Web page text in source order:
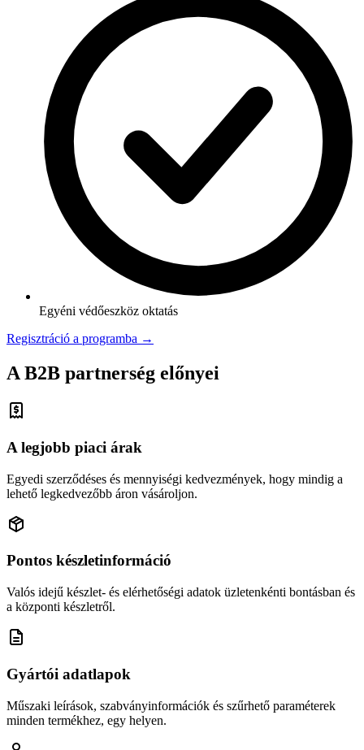
Egyéni védőeszköz oktatás
Regisztráció a programba →
A B2B partnerség előnyei
A legjobb piaci árak
Egyedi szerződéses és mennyiségi kedvezmények, hogy mindig a
lehető legkedvezőbb áron vásároljon.
Pontos készletinformáció
Valós idejű készlet- és elérhetőségi adatok üzletenkénti bontásban és
a központi készletről.
Gyártói adatlapok
Műszaki leírások, szabványinformációk és szűrhető paraméterek
minden termékhez, egy helyen.